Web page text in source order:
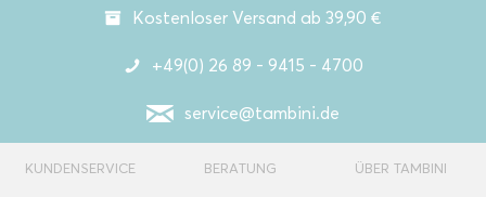
Kostenloser Versand ab 39,90 €
+49(0) 26 89 - 9415 - 4700
service@tambini.de
KUNDENSERVICE BERATUNG ÜBER TAMBINI